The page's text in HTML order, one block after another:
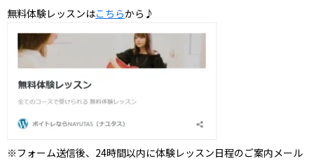
無料体験レッスンはこちらから♪
※フォーム送信後、24時間以内に体験レッスン日程のご案内メール